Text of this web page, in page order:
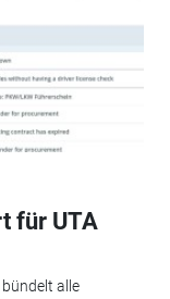
für UTA
alle